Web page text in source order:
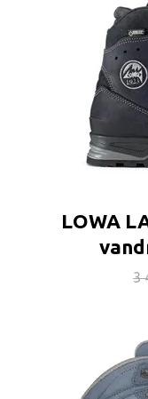
LOWA
3